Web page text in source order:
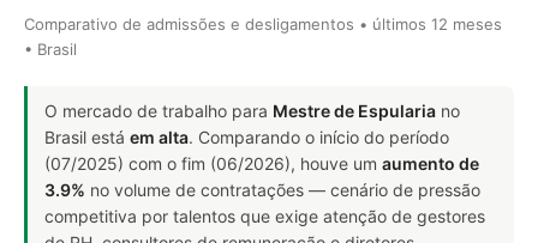
Comparativo de admissões e desligamentos • últimos 12 meses
• Brasil
O mercado de trabalho para Mestre de Espularia no
Brasil está em alta. Comparando o início do período
(07/2025) com o fim (06/2026), houve um aumento de
3.9% no volume de contratações — cenário de pressão
competitiva por talentos que exige atenção de gestores